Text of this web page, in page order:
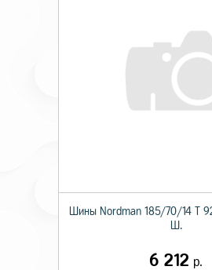
Шины Nordman 185/70/14 T
Ш.
6 212 р.